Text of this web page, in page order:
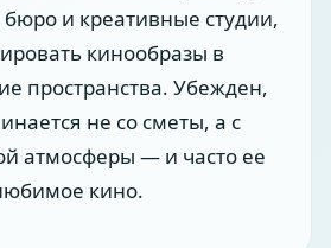
и креативные студии,
кинообразы в
пространства. Убежден,
не со сметы, а с
атмосферы — и часто ее
кино.